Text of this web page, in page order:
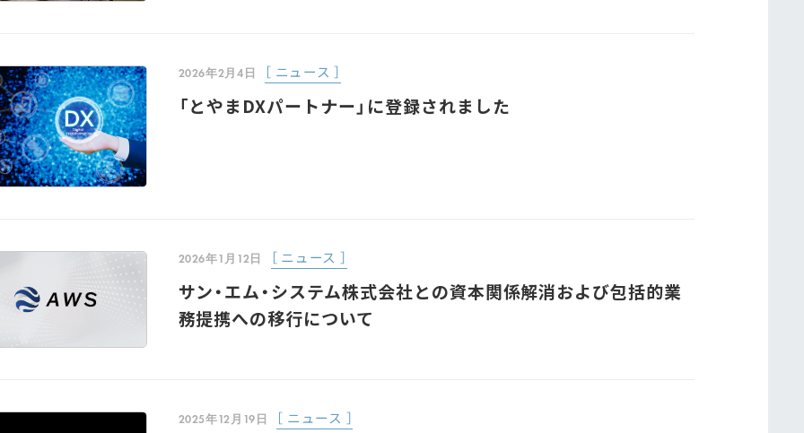
2026年2月4日 ［ ニュース ］
「とやまDXパートナー」に登録されました
2026年1月12日 ［ ニュース ］
サン・エム・システム株式会社との資本関係解消および包括的業
務提携への移行について
2025年12月19日 ［ ニュース ］